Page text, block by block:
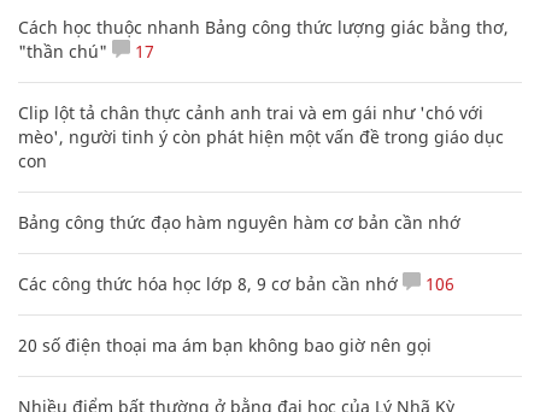
Cách học thuộc nhanh Bảng công thức lượng giác bằng thơ,
"thần chú"
17
Clip lột tả chân thực cảnh anh trai và em gái như 'chó với
mèo', người tinh ý còn phát hiện một vấn đề trong giáo dục
con
Bảng công thức đạo hàm nguyên hàm cơ bản cần nhớ
Các công thức hóa học lớp 8, 9 cơ bản cần nhớ 106
20 số điện thoại ma ám bạn không bao giờ nên gọi
Nhiều điểm bất thường ở bằng đại học của Lý Nhã Kỳ